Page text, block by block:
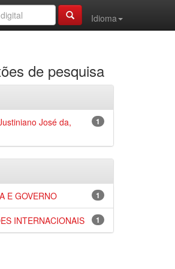
Idioma
de pesquisa
1
José da,
1
E GOVERNO
1
INTERNACIONAIS